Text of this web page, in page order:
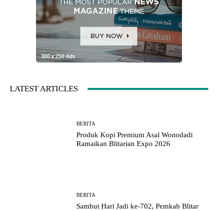
LATEST ARTICLES
BERITA
Produk Kopi Premium Asal Wonodadi
Ramaikan Blitarian Expo 2026
BERITA
Sambut Hari Jadi ke-702, Pemkab Blitar